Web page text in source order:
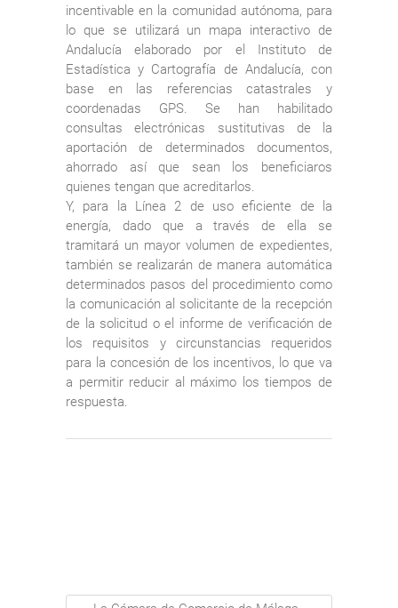
incentivable en la comunidad autónoma, para
lo que se utilizará un mapa interactivo de
Andalucía elaborado por el Instituto de
Estadística y Cartografía de Andalucía, con
base en las referencias catastrales y
coordenadas GPS. Se han habilitado
consultas electrónicas sustitutivas de la
aportación de determinados documentos,
ahorrado así que sean los beneficiaros
quienes tengan que acreditarlos.
Y, para la Línea 2 de uso eficiente de la
energía, dado que a través de ella se
tramitará un mayor volumen de expedientes,
también se realizarán de manera automática
determinados pasos del procedimiento como
la comunicación al solicitante de la recepción
de la solicitud o el informe de verificación de
los requisitos y circunstancias requeridos
para la concesión de los incentivos, lo que va
a permitir reducir al máximo los tiempos de
respuesta.